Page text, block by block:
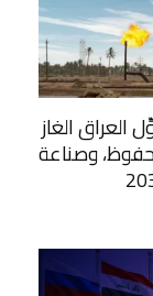
العراق الغاز
وصناعة